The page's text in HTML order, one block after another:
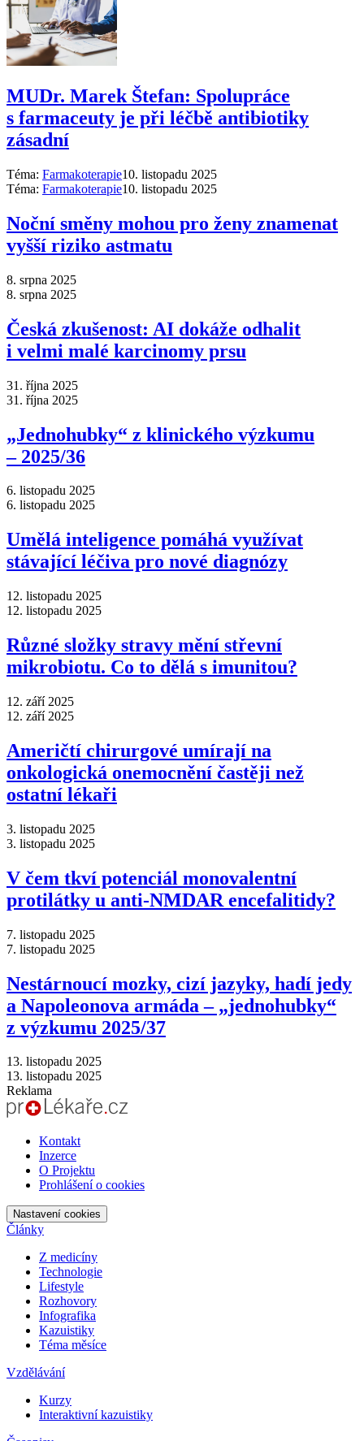
MUDr. Marek Štefan: Spolupráce
s farmaceuty je při léčbě antibiotiky
zásadní
Téma: Farmakoterapie10. listopadu 2025
Téma: Farmakoterapie10. listopadu 2025
Noční směny mohou pro ženy znamenat
vyšší riziko astmatu
8. srpna 2025
8. srpna 2025
Česká zkušenost: AI dokáže odhalit
i velmi malé karcinomy prsu
31. října 2025
31. října 2025
„Jednohubky“ z klinického výzkumu
–⁠ 2025/36
6. listopadu 2025
6. listopadu 2025
Umělá inteligence pomáhá využívat
stávající léčiva pro nové diagnózy
12. listopadu 2025
12. listopadu 2025
Různé složky stravy mění střevní
mikrobiotu. Co to dělá s imunitou?
12. září 2025
12. září 2025
Američtí chirurgové umírají na
onkologická onemocnění častěji než
ostatní lékaři
3. listopadu 2025
3. listopadu 2025
V čem tkví potenciál monovalentní
protilátky u anti-NMDAR encefalitidy?
7. listopadu 2025
7. listopadu 2025
Nestárnoucí mozky, cizí jazyky, hadí jedy
a Napoleonova armáda –⁠ „jednohubky“
z výzkumu 2025/37
13. listopadu 2025
13. listopadu 2025
Reklama
Kontakt
Inzerce
O Projektu
Prohlášení o cookies
Nastavení cookies
Články
Z medicíny
Technologie
Lifestyle
Rozhovory
Infografika
Kazuistiky
Téma měsíce
Vzdělávání
Kurzy
Interaktivní kazuistiky